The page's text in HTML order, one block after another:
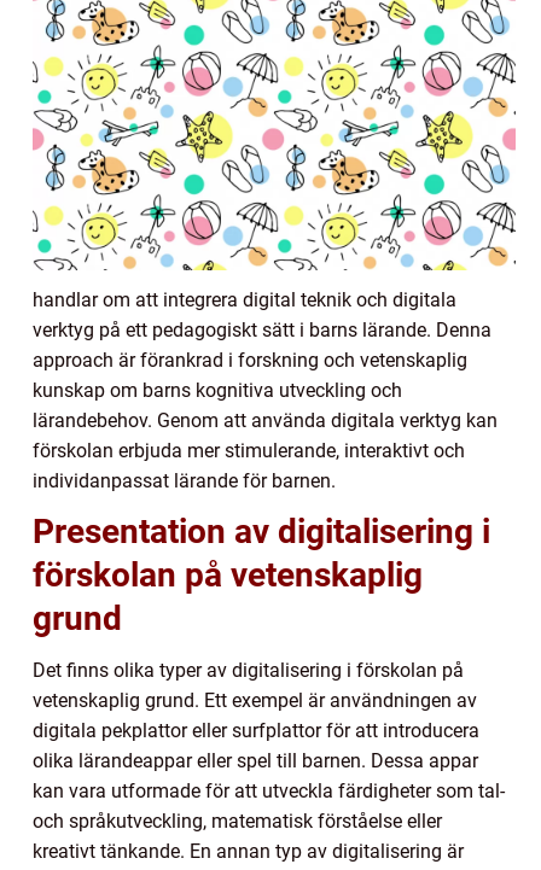
handlar om att integrera digital teknik och digitala
verktyg på ett pedagogiskt sätt i barns lärande. Denna
approach är förankrad i forskning och vetenskaplig
kunskap om barns kognitiva utveckling och
lärandebehov. Genom att använda digitala verktyg kan
förskolan erbjuda mer stimulerande, interaktivt och
individanpassat lärande för barnen.
Presentation av digitalisering i
förskolan på vetenskaplig
grund
Det finns olika typer av digitalisering i förskolan på
vetenskaplig grund. Ett exempel är användningen av
digitala pekplattor eller surfplattor för att introducera
olika lärandeappar eller spel till barnen. Dessa appar
kan vara utformade för att utveckla färdigheter som tal-
och språkutveckling, matematisk förståelse eller
kreativt tänkande. En annan typ av digitalisering är